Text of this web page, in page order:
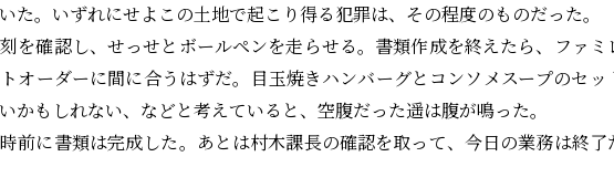
た。いずれにせよこの土地で起こり得る犯罪は、その程度のものだった。
を確認し、せっせとボールペンを走らせる。書類作成を終えたら、ファ
オーダーに間に合うはずだ。目玉焼きハンバーグとコンソメスープのセ
かもしれない、などと考えていると、空腹だった遥は腹が鳴った。
前に書類は完成した。あとは村木課長の確認を取って、今日の業務は終